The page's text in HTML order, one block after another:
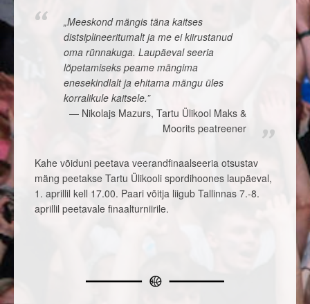
„Meeskond mängis täna kaitses
distsiplineeritumalt ja me ei kiirustanud
oma rünnakuga. Laupäeval seeria
lõpetamiseks peame mängima
enesekindlalt ja ehitama mängu üles
korralikule kaitsele.”
Nikolajs Mazurs, Tartu Ülikool Maks &
Moorits peatreener
Kahe võiduni peetava veerandfinaalseeria otsustav
mäng peetakse Tartu Ülikooli spordihoones laupäeval,
1. aprillil kell 17.00. Paari võitja liigub Tallinnas 7.-8.
aprillil peetavale finaalturniirile.